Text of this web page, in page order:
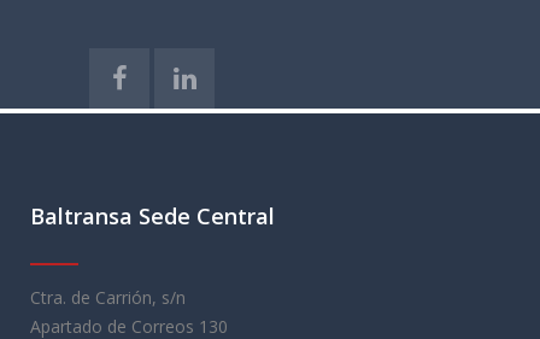
Baltransa Sede Central
Ctra. de Carrión, s/n
Apartado de Correos 130